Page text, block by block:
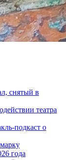
снятый в
театра
подкаст о
года